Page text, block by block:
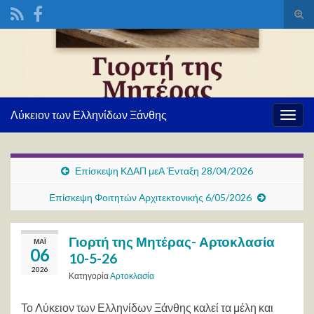
Search for:
Λύκειον των Ελληνίδων Ξάνθης
Επίσκεψη ΚΔΑΠ μεΑ Ένταξη 28/04/2026
Επίσκεψη Φοιτητών Αρχιτεκτονικής 6/05/2026
ΜΆΙ
06
2026
Γιορτή της Μητέρας- Αρτοκλασία
10-5-26
ΚατηγορίαΑρτοκλασία
Το Λύκειον των Ελληνίδων Ξάνθης καλεί τα μέλη και